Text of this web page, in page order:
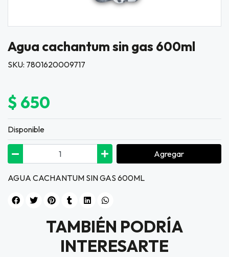
Agua cachantum sin gas 600ml
SKU: 7801620009717
$ 650
Disponible
Agregar
AGUA CACHANTUM SIN GAS 600ML
TAMBIÉN PODRÍA
INTERESARTE